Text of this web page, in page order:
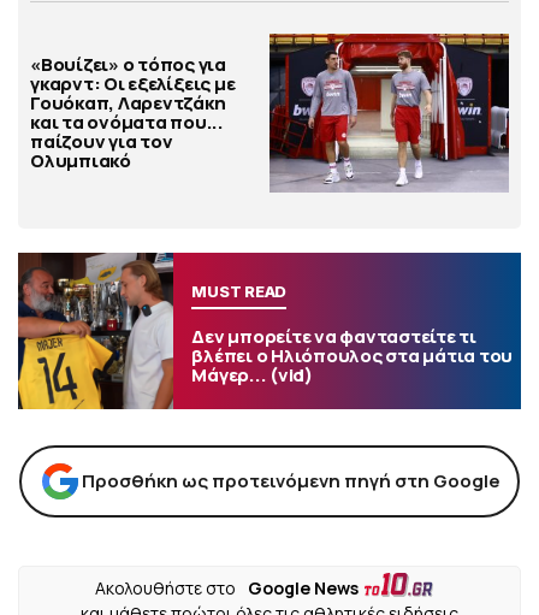
«Βουίζει» ο τόπος για
γκαρντ: Οι εξελίξεις με
Γουόκαπ, Λαρεντζάκη
και τα ονόματα που...
παίζουν για τον
Ολυμπιακό
MUST READ
Δεν μπορείτε να φανταστείτε τι
βλέπει ο Ηλιόπουλος στα μάτια του
Μάγερ... (vid)
Προσθήκη ως προτεινόμενη πηγή στη Google
Ακολουθήστε στο
Google News